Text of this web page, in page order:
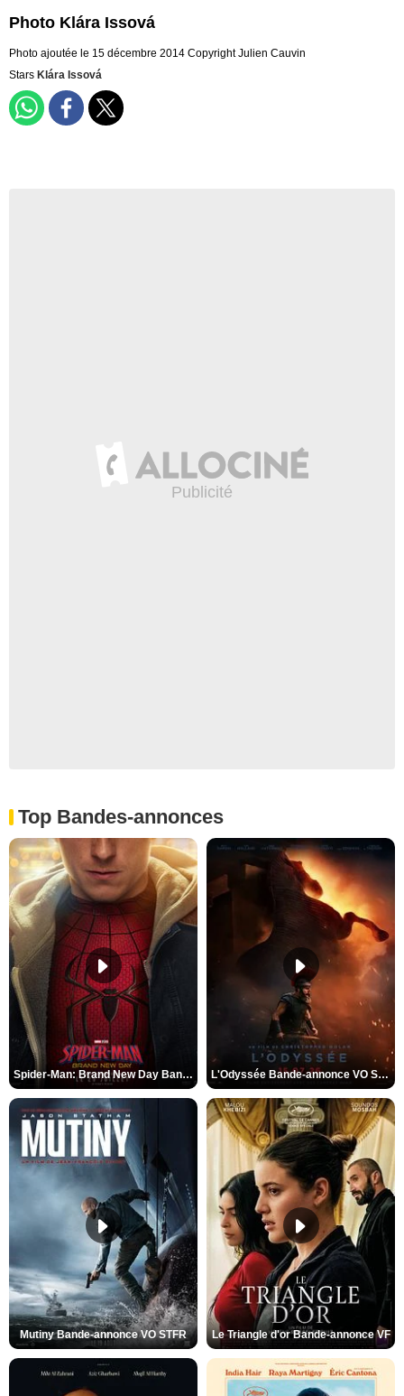
Photo Klára Issová
Photo ajoutée le 15 décembre 2014 Copyright Julien Cauvin
Stars Klára Issová
Top Bandes-annonces
Spider-Man: Brand New Day Bande-annonce VO STFR L'Odyssée Bande-annonce VO STFR
Mutiny Bande-annonce VO STFR Le Triangle d'or Bande-annonce VF